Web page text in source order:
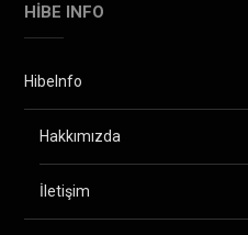
HIBE INFO
HibeInfo
Hakkımızda
İletişim